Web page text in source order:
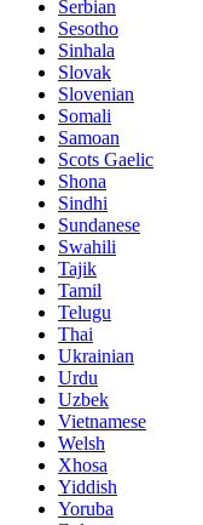
Serbian
Sesotho
Sinhala
Slovak
Slovenian
Somali
Samoan
Scots Gaelic
Shona
Sindhi
Sundanese
Swahili
Tajik
Tamil
Telugu
Thai
Ukrainian
Urdu
Uzbek
Vietnamese
Welsh
Xhosa
Yiddish
Yoruba